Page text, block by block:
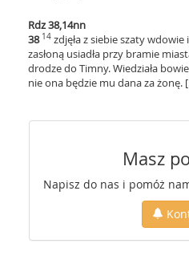
Rdz 38,14nn
38 14 zdjęła z siebie szaty
zasłoną usiadła przy bramie
drodze do Timny. Wiedziała
nie ona będzie mu dana za żonę.
Masz
Napisz do nas i pomóż